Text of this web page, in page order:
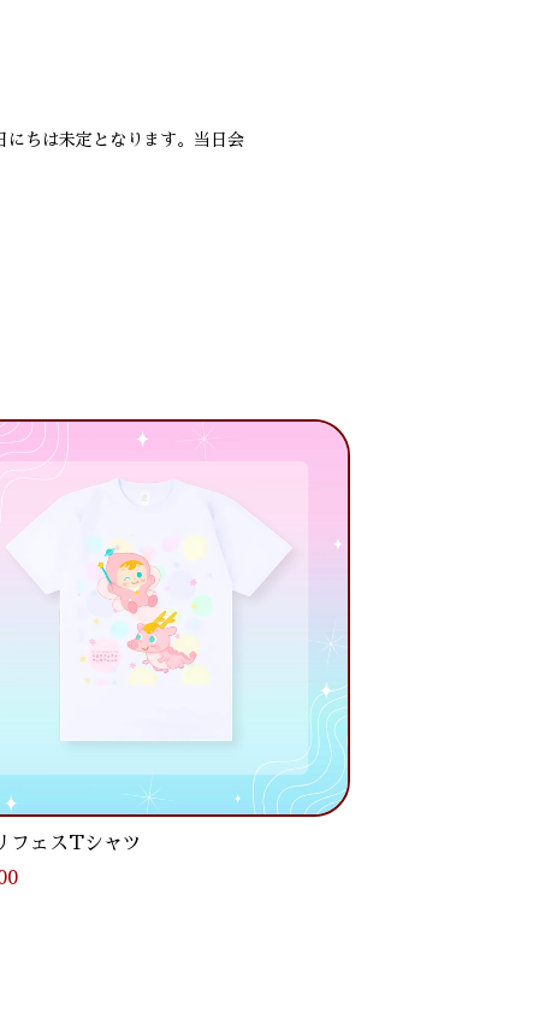
ちは未定となります。当日会
フェスTシャツ